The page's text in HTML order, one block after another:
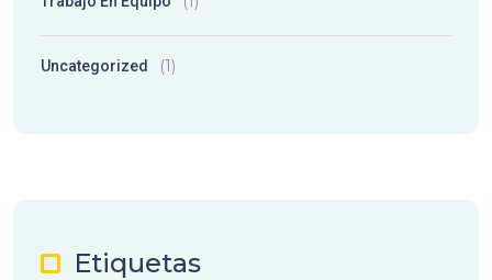
Uncategorized (1)
Etiquetas